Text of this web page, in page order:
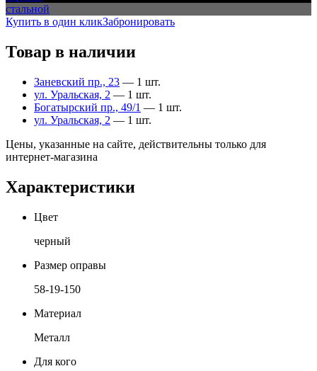
стальной
Купить в один кликЗабронировать
Товар в наличии
Заневский пр., 23 — 1 шт.
ул. Уральская, 2 — 1 шт.
Богатырский пр., 49/1 — 1 шт.
ул. Уральская, 2 — 1 шт.
Цены, указанные на сайте, действительны только для
интернет-магазина
Характеристики
Цвет
черный
Размер оправы
58-19-150
Материал
Металл
Для кого